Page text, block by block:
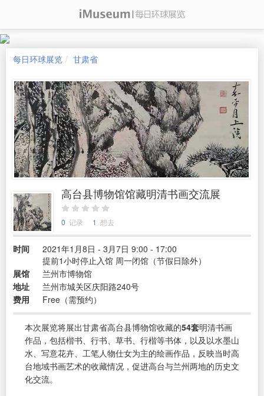
每日环球展览 甘肃省
高台县博物馆馆藏明清书画交流展
0 记录 1 想去
时间
2021年1月8日 - 3月7日 9:00 - 17:00
提前1小时停止入馆 周一闭馆（节假日除外）
展馆
兰州市博物馆
地址
兰州市城关区庆阳路240号
费用
Free（需预约）
本次展览将展出甘肃省高台县博物馆收藏的54套明清书画
作品，包括楷书、行书、草书、行楷等书体，以及以水墨山
水、写意花卉、工笔人物仕女为主的绘画作品，反映当时高
台地域书画艺术的收藏情况，促进高台与兰州两地的历史文
化交流。